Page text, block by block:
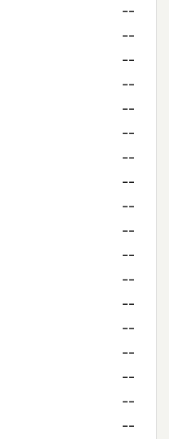
--
--
--
--
--
--
--
--
--
--
--
--
--
--
--
--
--
--